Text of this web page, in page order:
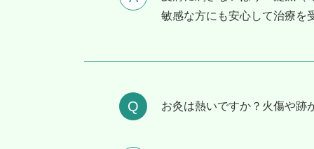
敏感な方にも安心して治療を
お灸は熱いですか？⽕傷や跡